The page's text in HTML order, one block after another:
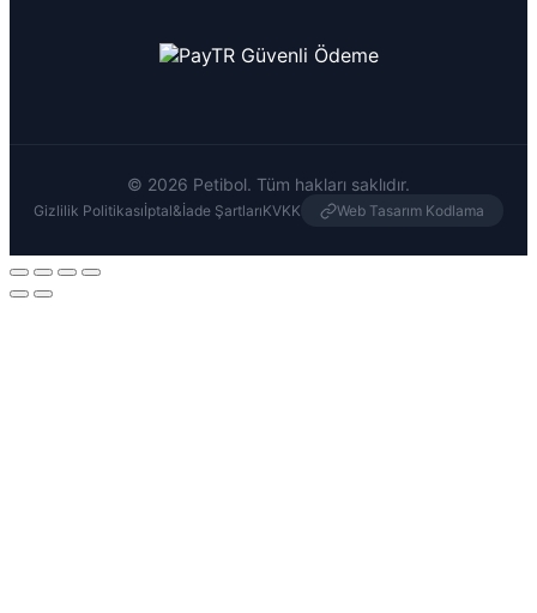
© 2026 Petibol. Tüm hakları saklıdır.
Gizlilik Politikasıİptal&İade ŞartlarıKVKK Web Tasarım Kodlama